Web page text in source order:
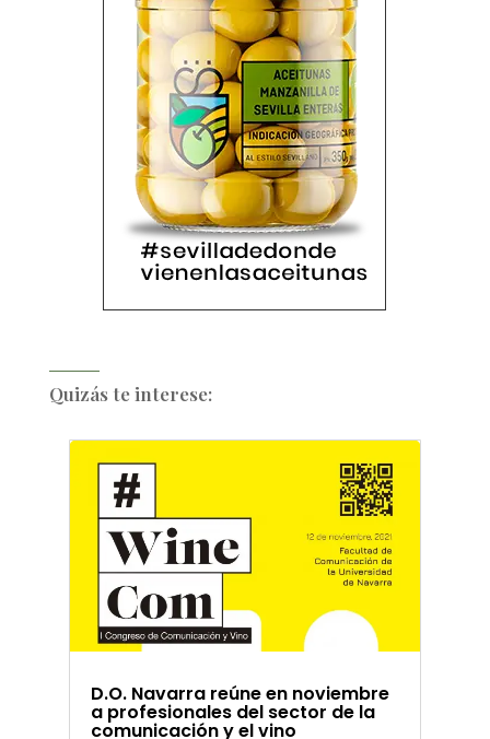
Quizás te interese:
D.O. Navarra reúne en noviembre
a profesionales del sector de la
comunicación y el vino